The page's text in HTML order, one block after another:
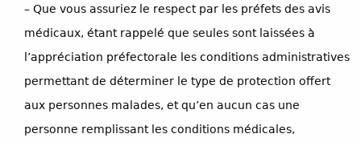
– Que vous assuriez le respect par les préfets des avis
médicaux, étant rappelé que seules sont laissées à
l’appréciation préfectorale les conditions administratives
permettant de déterminer le type de protection offert
aux personnes malades, et qu’en aucun cas une
personne remplissant les conditions médicales,